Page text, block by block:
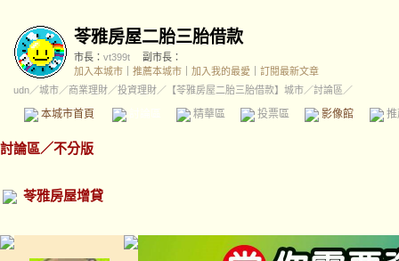
苓雅房屋二胎三胎借款
市長： vt399t
副市長：
加入本城市
推薦本城市 加入我的最愛
訂閱最新文章
udn／城市／商業理財／投資理財／ 【苓雅房屋二胎三胎借款】城市／討論區／
本城市首頁 精華區 投票區 影像館
討論區／不分版
苓雅房屋增貸